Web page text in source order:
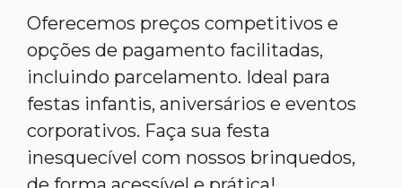
Oferecemos preços competitivos e
opções de pagamento facilitadas,
incluindo parcelamento. Ideal para
festas infantis, aniversários e eventos
corporativos. Faça sua festa
inesquecível com nossos brinquedos,